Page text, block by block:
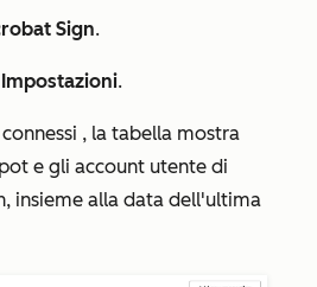
Sign.
Impostazioni.
, la tabella mostra
e gli account utente di
insieme alla data dell'ultima